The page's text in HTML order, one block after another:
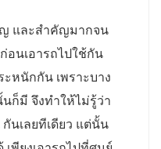
และสำคัญมากจน
อนเอารถไปใช้กัน
หนักกัน เพราะบาง
ก็มี จึงทำให้ไม่รู้ว่า
นเลยทีเดียว แต่นั้น